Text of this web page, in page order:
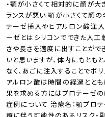
・顎が小さくて相対的に顔が大
ランスが悪い 顎が小さくて顔
テーゼ挿入やヒアルロン酸注
ーゼとはシリコンでできた人工
さや長さを適度に出すことがで
いと思いますが、体内にもとも
なく、あごに注入することでボ
アルロン酸は時間の経過とと
果を求める方にはプロテーゼの
症例について 治療名：顎プ